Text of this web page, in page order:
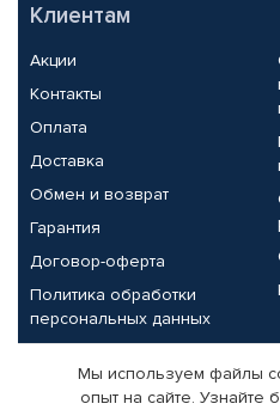
Клиентам
Акции
Контакты
Оплата
Доставка
Обмен и возврат
Гарантия
Договор-оферта
Политика обработки
персональных данных
Партнерам
Мы используем файлы
опыт на сайте.